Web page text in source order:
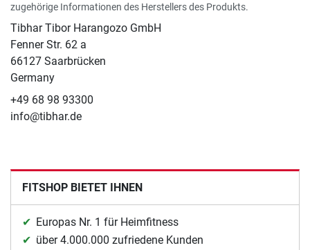
zugehörige Informationen des Herstellers des Produkts.
Tibhar Tibor Harangozo GmbH
Fenner Str. 62 a
66127 Saarbrücken
Germany
+49 68 98 93300
info@tibhar.de
FITSHOP BIETET IHNEN
Europas Nr. 1 für Heimfitness
über 4.000.000 zufriedene Kunden